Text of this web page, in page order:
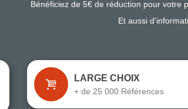
Bénéficiez de 5€ de réduction pour votre
Et aussi
LARGE CHOIX
+ de 25 000 Références